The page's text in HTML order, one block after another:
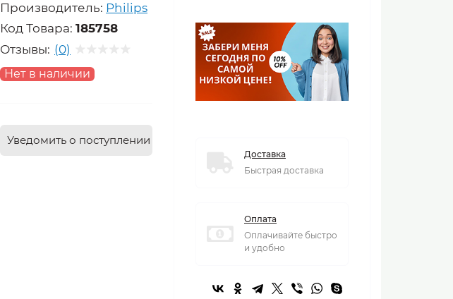
Производитель: Philips
Код Товара: 185758
Отзывы: (0)
Нет в наличии
Уведомить о поступлении
Доставка
Быстрая доставка
Оплата
Оплачивайте быстро
и удобно